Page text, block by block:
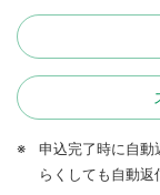
※
申込完了時に自動
らくしても自動返